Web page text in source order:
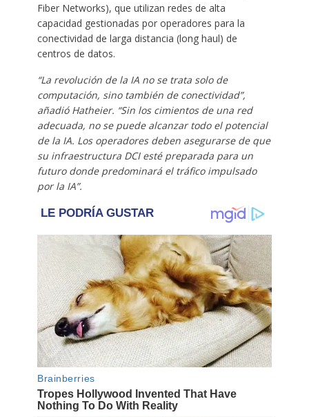
Fiber Networks), que utilizan redes de alta
capacidad gestionadas por operadores para la
conectividad de larga distancia (long haul) de
centros de datos.
“La revolución de la IA no se trata solo de
computación, sino también de conectividad”,
añadió Hatheier. “Sin los cimientos de una red
adecuada, no se puede alcanzar todo el potencial
de la IA. Los operadores deben asegurarse de que
su infraestructura DCI esté preparada para un
futuro donde predominará el tráfico impulsado
por la IA”.